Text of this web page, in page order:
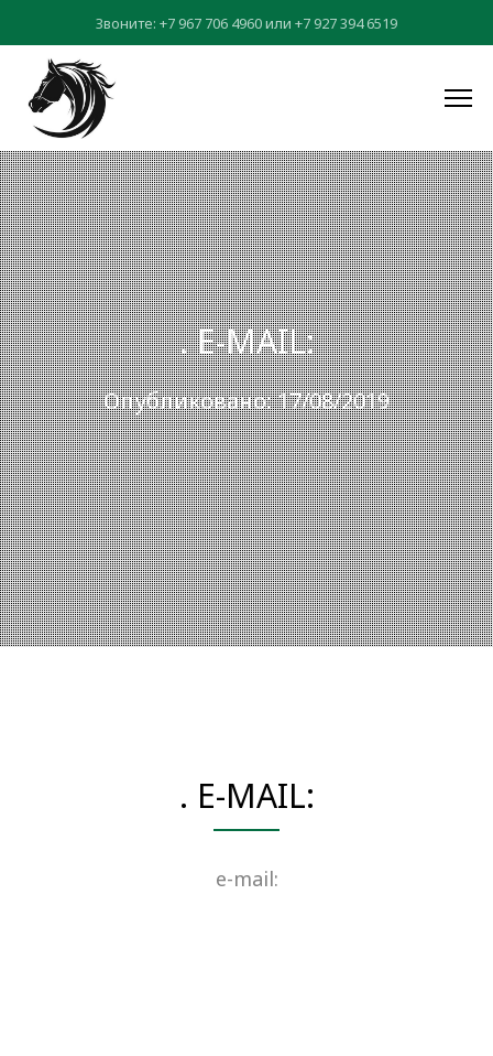
Звоните: +7 967 706 4960или +7 927 394 6519
. E-MAIL:
Опубликовано: 17/08/2019
. E-MAIL:
e-mail: